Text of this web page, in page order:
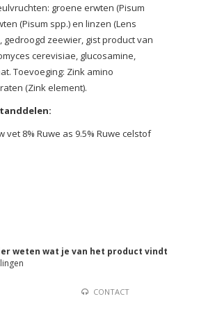
groene erwten (Pisum
(Pisum spp.) en linzen (Lens
gedroogd zeewier, gist product van
cerevisiae, glucosamine,
Toevoeging: Zink amino
(Zink element).
vet 8% Ruwe as 9.5% Ruwe celstof
weten wat je van het product vindt
CONTACT